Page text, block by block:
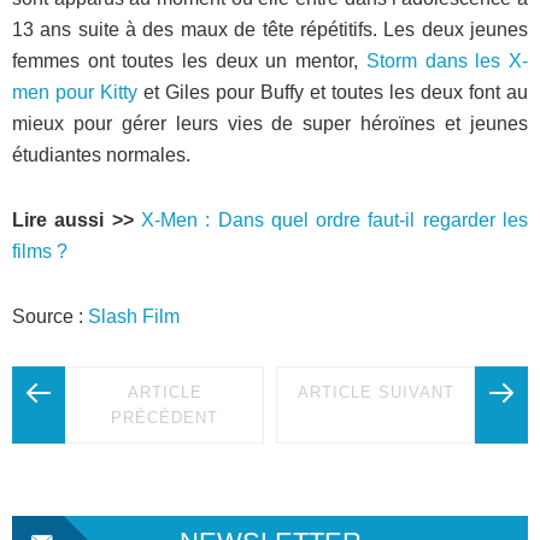
13 ans suite à des maux de tête répétitifs. Les deux jeunes
femmes ont toutes les deux un mentor, Storm dans les X-
men pour Kitty et Giles pour Buffy et toutes les deux font au
mieux pour gérer leurs vies de super héroïnes et jeunes
étudiantes normales.
Lire aussi >> X-Men : Dans quel ordre faut-il regarder les
films ?
Source : Slash Film
ARTICLE
PRÉCÉDENT
ARTICLE SUIVANT